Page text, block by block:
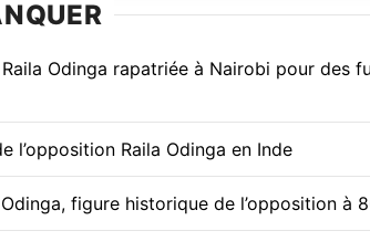
Odinga rapatriée à Nairobi pour des
l’opposition Raila Odinga en Inde
figure historique de l’opposition à